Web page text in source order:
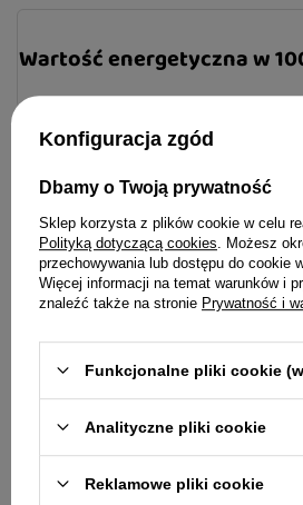
konserwujących, ani
smak i stymulujących apetyt.
Twojego pupila!
Wartość energetyczna w
Skład
Opinie
Konfiguracja zgód
Dbamy o Twoją prywatność
Sklep korzysta z plików cookie w celu
Polityką dotyczącą cookies . Możesz
przechowywania lub dostępu do cookie
Więcej informacji na temat warunków i
znaleźć także na stronie Prywatność i
Funkcjonalne pliki cookie
Analityczne pliki cookie
Reklamowe pliki cookie